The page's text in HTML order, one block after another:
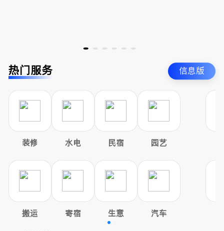
热门服务 信息版
装修 水电 民宿 园艺
搬运 寄宿 生意 汽车